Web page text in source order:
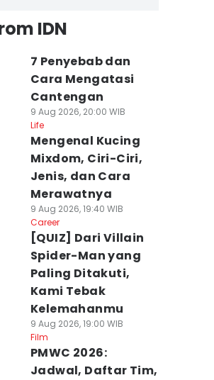
IDN
7 Penyebab dan
Cara Mengatasi
Cantengan
9 Aug 2026, 20:00 WIB
Life
Mengenal Kucing
Mixdom, Ciri-Ciri,
Jenis, dan Cara
Merawatnya
9 Aug 2026, 19:40 WIB
Career
[QUIZ] Dari Villain
Spider-Man yang
Paling Ditakuti,
Kami Tebak
Kelemahanmu
9 Aug 2026, 19:00 WIB
Film
PMWC 2026:
Jadwal, Daftar Tim,